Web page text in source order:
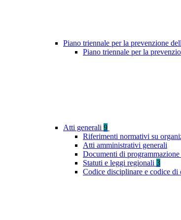
Piano triennale per la prevenzione
Piano triennale per la
Atti generali 9
Riferimenti normativi su
Atti amministrativi generali
Documenti di programmazione
Statuti e leggi regionali 3
Codice disciplinare e codice di